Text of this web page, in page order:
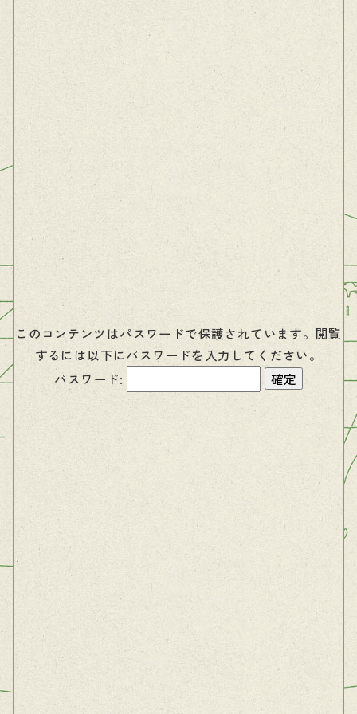
このコンテンツはパスワードで保護されています。閲覧
するには以下にパスワードを入力してください。
パスワード: